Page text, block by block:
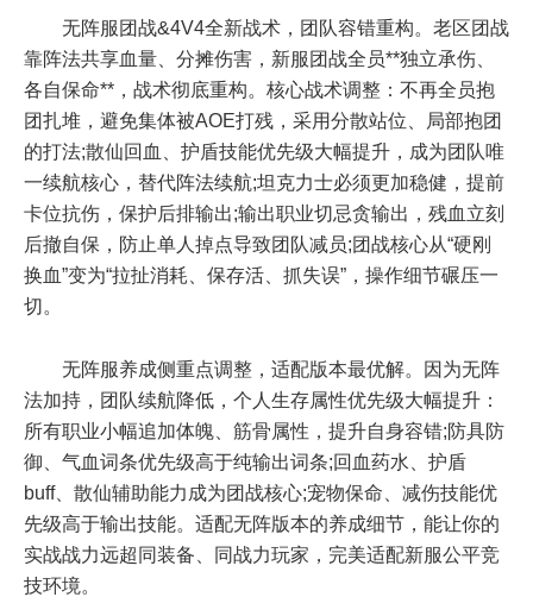
无阵服团战&4V4全新战术，团队容错重构。老区团战
靠阵法共享血量、分摊伤害，新服团战全员**独立承伤、
各自保命**，战术彻底重构。核心战术调整：不再全员抱
团扎堆，避免集体被AOE打残，采用分散站位、局部抱团
的打法;散仙回血、护盾技能优先级大幅提升，成为团队唯
一续航核心，替代阵法续航;坦克力士必须更加稳健，提前
卡位抗伤，保护后排输出;输出职业切忌贪输出，残血立刻
后撤自保，防止单人掉点导致团队减员;团战核心从“硬刚
换血”变为“拉扯消耗、保存活、抓失误”，操作细节碾压一
切。
无阵服养成侧重点调整，适配版本最优解。因为无阵
法加持，团队续航降低，个人生存属性优先级大幅提升：
所有职业小幅追加体魄、筋骨属性，提升自身容错;防具防
御、气血词条优先级高于纯输出词条;回血药水、护盾
buff、散仙辅助能力成为团战核心;宠物保命、减伤技能优
先级高于输出技能。适配无阵版本的养成细节，能让你的
实战战力远超同装备、同战力玩家，完美适配新服公平竞
技环境。